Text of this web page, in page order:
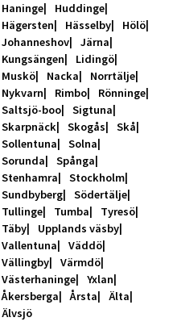
Haninge
Huddinge
Hägersten
Hässelby
Hölö
Johanneshov
Järna
Kungsängen
Lidingö
Muskö
Nacka
Norrtälje
Nykvarn
Rimbo
Rönninge
Saltsjö-boo
Sigtuna
Skarpnäck
Skogås
Skå
Sollentuna
Solna
Sorunda
Spånga
Stenhamra
Stockholm
Sundbyberg
Södertälje
Tullinge
Tumba
Tyresö
Täby
Upplands väsby
Vallentuna
Väddö
Vällingby
Värmdö
Västerhaninge
Yxlan
Åkersberga
Årsta
Älta
Älvsjö